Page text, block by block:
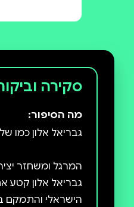
סקירה
מה הסיפור:
המרגל ומשחזר
גבריאל אלון קטע
הישראלי והתמקם